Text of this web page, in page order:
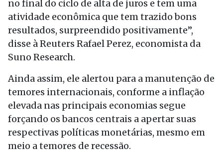
no final do ciclo de alta de juros e tem uma
atividade econômica que tem trazido bons
resultados, surpreendido positivamente”,
disse à Reuters Rafael Perez, economista da
Suno Research.
Ainda assim, ele alertou para a manutenção de
temores internacionais, conforme a inflação
elevada nas principais economias segue
forçando os bancos centrais a apertar suas
respectivas políticas monetárias, mesmo em
meio a temores de recessão.